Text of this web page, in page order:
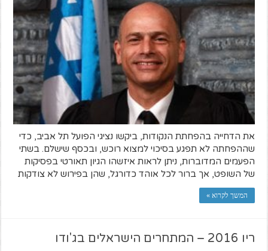
את הדחייה בהפחתת הנקודות, ביקשו נציגי הפועל תל אביב, כדי
שההפחתה לא תפגע בסיכוי למצוא רוכש, ובכסף שישלם. בשתי
הפעמים המדוברות, ניתן לראות איזשהו הגיון תאורטי בפסיקות
של השופט, אך ברור לכל אוהד כדורגל, שהן בפירוש לא צודקות
המשך לקרוא »
ריו 2016 – המתחרים הישראלים בג'ודו